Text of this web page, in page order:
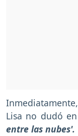
Lisa no dudó
entre las nubes'.